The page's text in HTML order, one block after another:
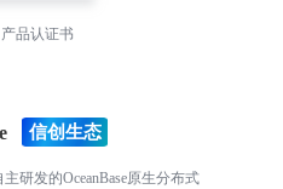
品认证书
研发的OceanBase原生分布式